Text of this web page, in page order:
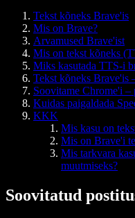
Tekst kõneks Brave'is
Mis on Brave?
Arvamused Bra­ve'ist
Mis on tekst kõneks
Miks kasutada TTS-i
Tekst kõneks Bra­ve'is
Soovitame Chrome'i –
Kuidas paigaldada
KKK
Mis kasu on
Mis on Bra­ve'i
Mis tarkvara
muutmiseks?
Soovitatud